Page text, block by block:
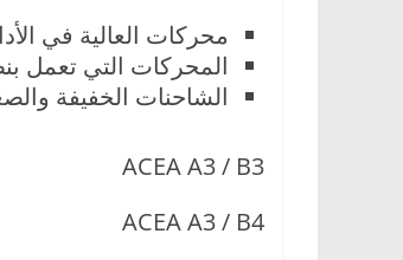
محركات العالية في
المحركات التي تعمل
الشاحنات الخفيفة
ACEA A3 / B3
ACEA A3 / B4